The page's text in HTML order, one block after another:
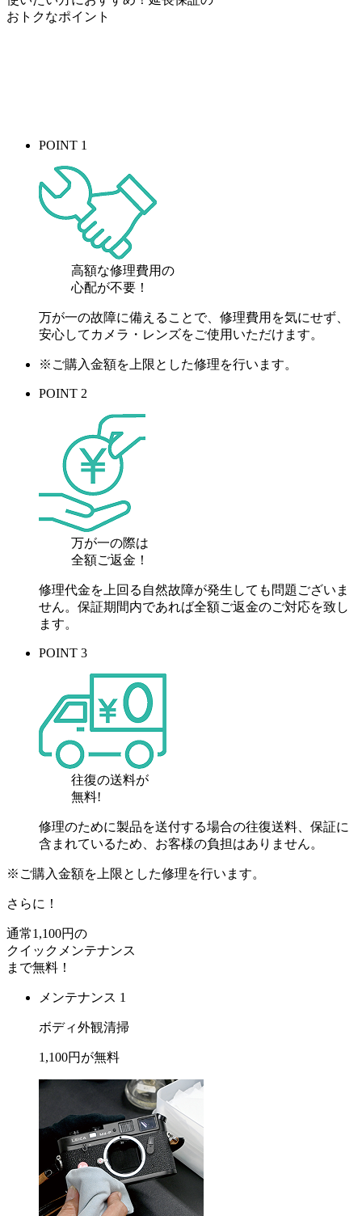
おトクなポイント
POINT 1
高額な修理費用の
心配が不要！
万が一の故障に備えることで、修理費用を気にせず、
安心してカメラ・レンズをご使用いただけます。
※ご購入金額を上限とした修理を行います。
POINT 2
万が一の際は
全額ご返金！
修理代金を上回る自然故障が発生しても問題ございま
せん。保証期間内であれば全額ご返金のご対応を致し
ます。
POINT 3
往復の送料が
無料!
修理のために製品を送付する場合の往復送料、保証に
含まれているため、お客様の負担はありません。
※ご購入金額を上限とした修理を行います。
さらに！
通常1,100円の
クイックメンテナンス
まで無料 ！
メンテナンス 1
ボディ外観清掃
1,100円が無料